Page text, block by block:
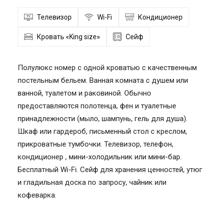
Телевизор Wi-Fi Кондиционер
Кровать «King size» Cейф
Полулюкс номер с одной кроватью с качественным
постельным бельем. Ванная комната с душем или
ванной, туалетом и раковиной. Обычно
предоставляются полотенца, фен и туалетные
принадлежности (мыло, шампунь, гель для душа).
Шкаф или гардероб, письменный стол с креслом,
прикроватные тумбочки. Телевизор, телефон,
кондиционер , мини-холодильник или мини-бар.
Бесплатный Wi-Fi. Сейф для хранения ценностей, утюг
и гладильная доска по запросу, чайник или
кофеварка.